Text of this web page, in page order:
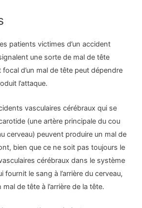
patients victimes d’un accident
une sorte de mal de tête
d’un mal de tête peut dépendre
l’attaque.
vasculaires cérébraux qui se
(une artère principale du cou
cerveau) peuvent produire un mal de
bien que ce ne soit pas toujours le
cérébraux dans le système
fournit le sang à l’arrière du cerveau,
de tête à l’arrière de la tête.